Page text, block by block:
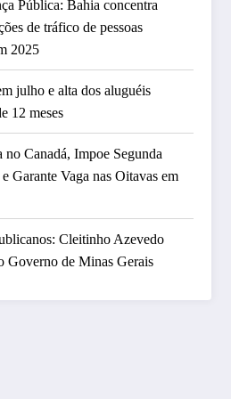
Pública: Bahia concentra
de tráfico de pessoas
2025
julho e alta dos aluguéis
12 meses
no Canadá, Impoe Segunda
Garante Vaga nas Oitavas em
Cleitinho Azevedo
Governo de Minas Gerais